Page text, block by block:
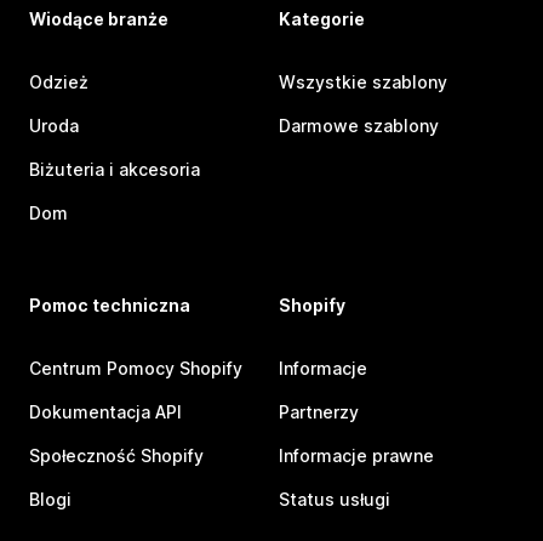
Wiodące branże
Odzież
Uroda
Biżuteria i akcesoria
Dom
Kategorie
Wszystkie szablony
Darmowe szablony
Pomoc techniczna
Centrum Pomocy Shopify
Dokumentacja API
Społeczność Shopify
Blogi
Shopify
Informacje
Partnerzy
Informacje prawne
Status usługi